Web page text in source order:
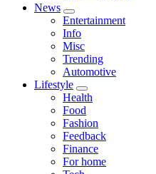
News
Entertainment
Info
Misc
Trending
Automotive
Lifestyle
Health
Food
Fashion
Feedback
Finance
For home